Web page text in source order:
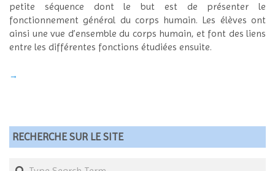
petite séquence dont le but est de présenter le
fonctionnement général du corps humain. Les élèves ont
ainsi une vue d’ensemble du corps humain, et font des liens
entre les différentes fonctions étudiées ensuite.
→
RECHERCHE SUR LE SITE
Search